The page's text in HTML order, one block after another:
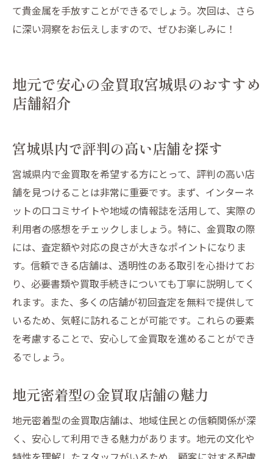
て貴金属を手放すことができるでしょう。次回は、さら
に深い洞察をお伝えしますので、ぜひお楽しみに！
地元で安心の金買取宮城県のおすすめ
店舗紹介
宮城県内で評判の高い店舗を探す
宮城県内で金買取を希望する方にとって、評判の高い店
舗を見つけることは非常に重要です。まず、インターネ
ットの口コミサイトや地域の情報誌を活用して、実際の
利用者の感想をチェックしましょう。特に、金買取の際
には、査定額や対応の良さが大きなポイントになりま
す。信頼できる店舗は、透明性のある取引を心掛けてお
り、必要書類や買取手続きについても丁寧に説明してく
れます。また、多くの店舗が初回査定を無料で提供して
いるため、気軽に訪れることが可能です。これらの要素
を考慮することで、安心して金買取を進めることができ
るでしょう。
地元密着型の金買取店舗の魅力
地元密着型の金買取店舗は、地域住民との信頼関係が深
く、安心して利用できる魅力があります。地元の文化や